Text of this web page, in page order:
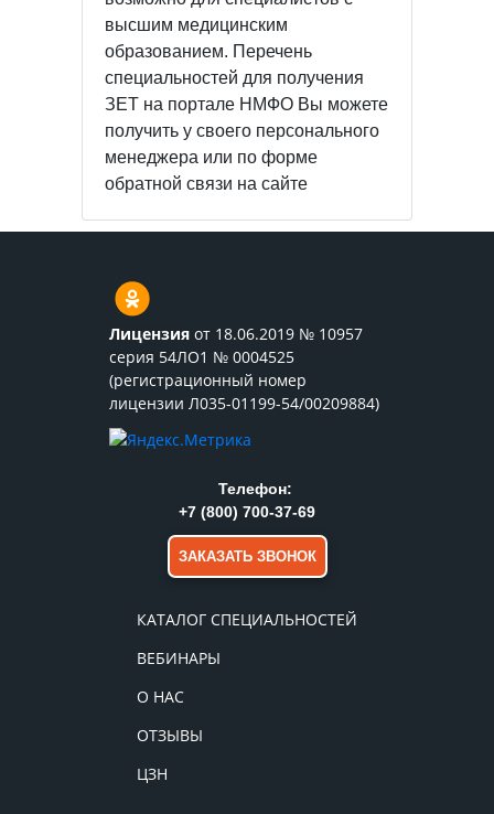
высшим медицинским
образованием. Перечень
специальностей для получения
ЗЕТ на портале НМФО Вы можете
получить у своего персонального
менеджера или по форме
обратной связи на сайте
Лицензия от 18.06.2019 № 10957
серия 54ЛО1 № 0004525
(регистрационный номер
лицензии Л035-01199-54/00209884)
КАТАЛОГ СПЕЦИАЛЬНОСТЕЙ
ВЕБИНАРЫ
О НАС
ОТЗЫВЫ
ЦЗН
Телефон:
+7 (800) 700-37-69
ЗАКАЗАТЬ ЗВОНОК